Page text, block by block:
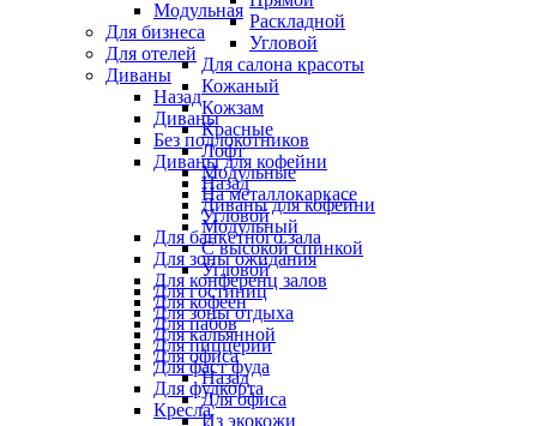
Раскладной
Угловой
Для салона красоты
Кожаный
Кожзам
Красные
Лофт
Модульные
На металлокаркасе
Угловой
Для банкетного зала
Для зоны ожидания
Для конференц залов
Для кофеен
Для пабов
Для пиццерии
Для фаст фуда
Для фудкорта
Кресла
Модульная
Для бизнеса
Для отелей
Диваны
Назад
Диваны
Без подлокотников
Диваны для кофейни
Назад
Диваны для кофейни
Модульный
С высокой спинкой
Угловой
Для гостиниц
Для зоны отдыха
Для кальянной
Для офиса
Назад
Для офиса
Из экокожи